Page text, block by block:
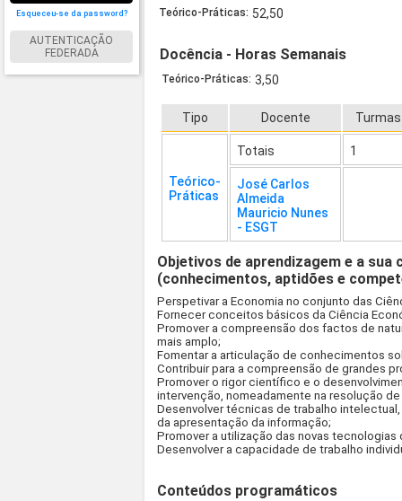
Esqueceu-se da password?
AUTENTICAÇÃO
FEDERADA
Teórico-Práticas: 52,50
Docência - Horas Semanais
Teórico-Práticas: 3,50
Tipo Docente Turmas
Teórico-
Práticas
Totais 1
José Carlos
Almeida
Mauricio Nunes
- ESGT
Objetivos de aprendizagem e a
(conhecimentos, aptidões e
Perspetivar a Economia no conjunto das
Fornecer conceitos básicos da Ciência
Promover a compreensão dos factos de
mais amplo;
Fomentar a articulação de conhecimentos
Contribuir para a compreensão de grandes
Promover o rigor científico e o
intervenção, nomeadamente na resolução
Desenvolver técnicas de trabalho
da apresentação da informação;
Promover a utilização das novas tecnologias
Desenvolver a capacidade de trabalho
Conteúdos programáticos